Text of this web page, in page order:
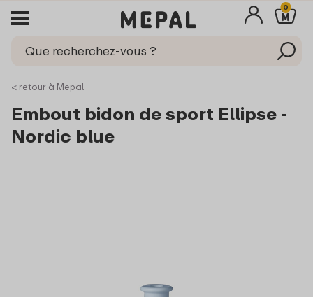
0
< retour à Mepal
Embout bidon de sport Ellipse -
Nordic blue